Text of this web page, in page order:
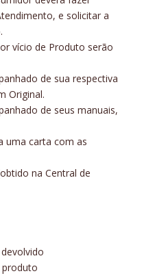
e solicitar a
vício de Produto serão
de sua respectiva
Original.
de seus manuais,
uma carta com as
na Central de